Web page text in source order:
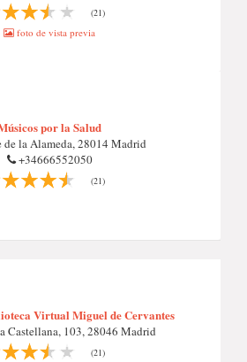
(21)
foto de vista previa
por la Salud
la Alameda, 28014 Madrid
+34666552050
(21)
Virtual Miguel de Cervantes
Castellana, 103, 28046 Madrid
(21)